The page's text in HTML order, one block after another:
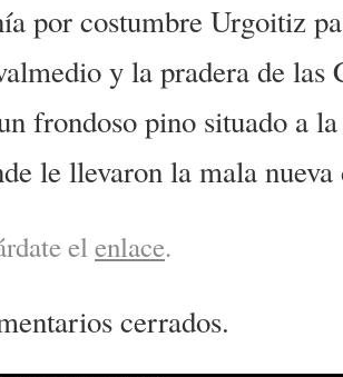
por costumbre Urgoitiz
y la pradera de las
frondoso pino situado a
le llevaron la mala
el enlace.
cerrados.